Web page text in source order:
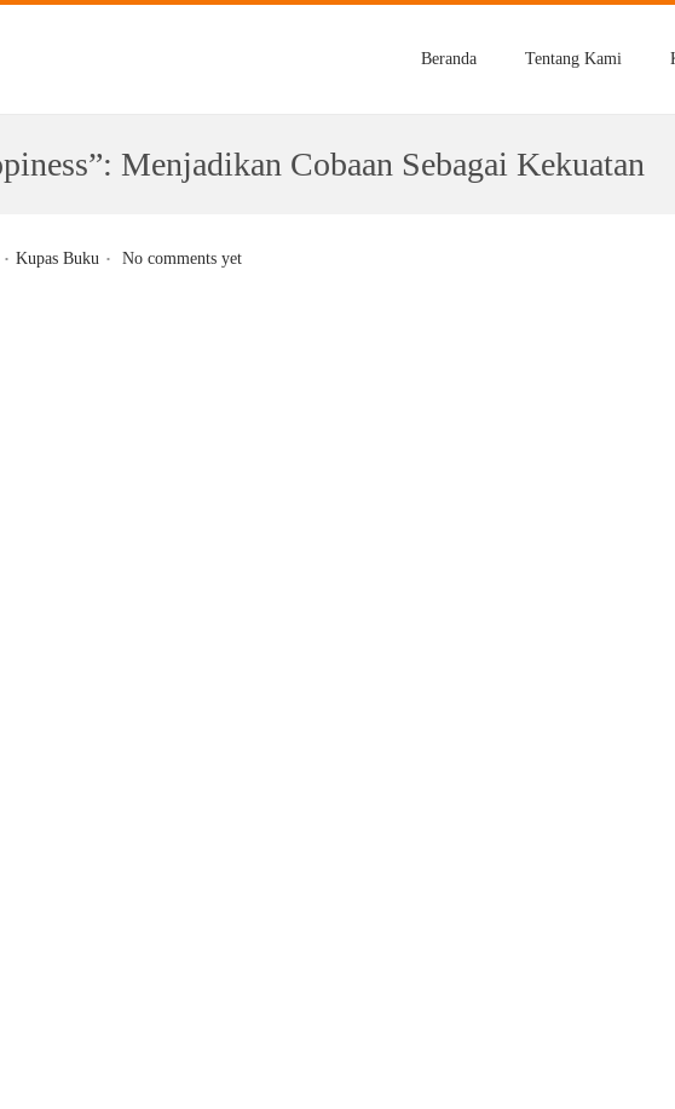
Beranda Tentang Kami
Menjadikan Cobaan Sebagai Kekuatan
. Posted in
Kupas Buku . No comments yet